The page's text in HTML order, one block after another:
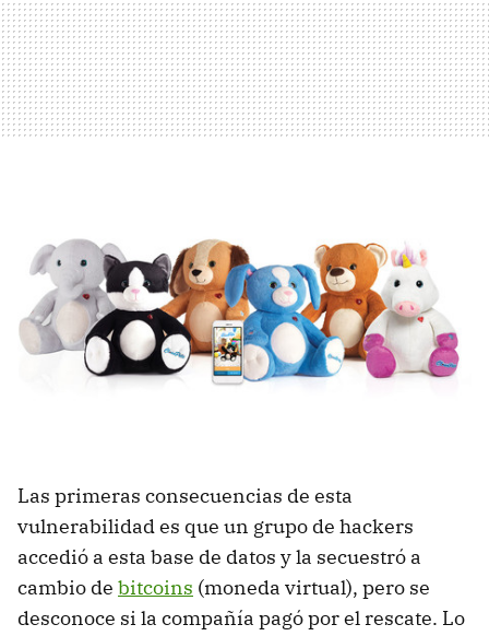
Las primeras consecuencias de esta
vulnerabilidad es que un grupo de hackers
accedió a esta base de datos y la secuestró a
cambio de bitcoins (moneda virtual), pero se
desconoce si la compañía pagó por el rescate. Lo